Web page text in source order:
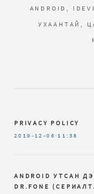
ANDROID,
УХААНТАЙ,
PRIVACY POLICY
2019-12-06 11:38
ANDROID УТСАН
DR.FОNЕ